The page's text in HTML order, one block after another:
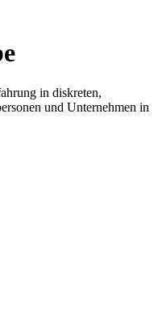
in diskreten,
und Unternehmen in